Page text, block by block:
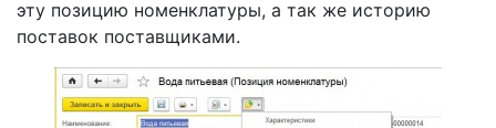
эту позицию номенклатуры, а так же историю
поставок поставщиками.